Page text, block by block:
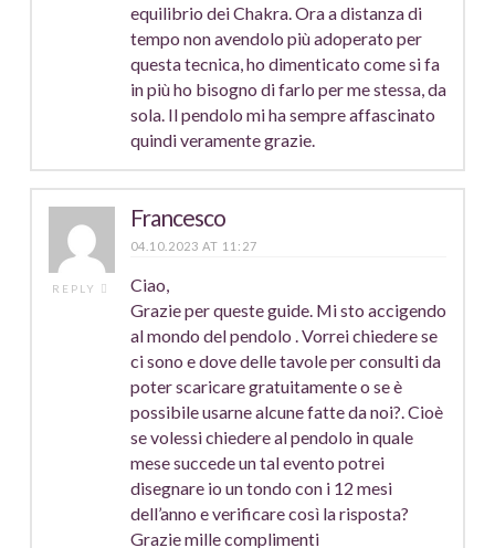
equilibrio dei Chakra. Ora a distanza di
tempo non avendolo più adoperato per
questa tecnica, ho dimenticato come si fa
in più ho bisogno di farlo per me stessa, da
sola. Il pendolo mi ha sempre affascinato
quindi veramente grazie.
REPLY
Francesco
04.10.2023 AT 11:27
Ciao,
Grazie per queste guide. Mi sto accigendo
al mondo del pendolo . Vorrei chiedere se
ci sono e dove delle tavole per consulti da
poter scaricare gratuitamente o se è
possibile usarne alcune fatte da noi?. Cioè
se volessi chiedere al pendolo in quale
mese succede un tal evento potrei
disegnare io un tondo con i 12 mesi
dell’anno e verificare così la risposta?
Grazie mille complimenti